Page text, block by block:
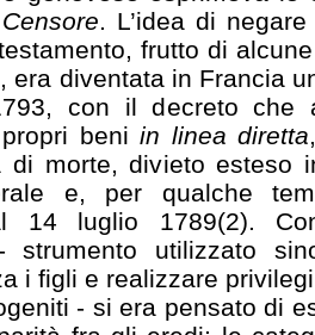
. L’idea di
frutto di
era diventata in Francia
con il decreto che
beniin linea diretta
di morte, divieto esteso
e, per qualche
14 luglio 1789(2).
strumento utilizzato
i figli e realizzare
- si era pensato di